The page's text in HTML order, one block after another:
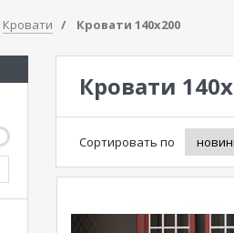
Кровати Кровати 140х200
Кровати
Сортировать по